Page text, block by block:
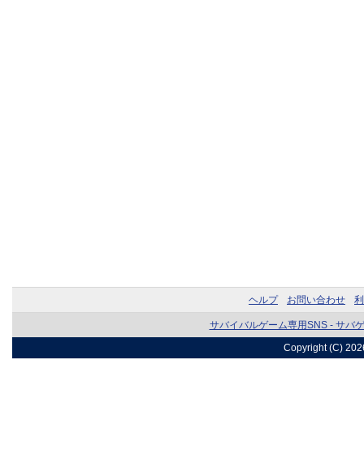
ヘルプ お問い合わせ
サバイバルゲーム専用SNS - サバ
Copyright (C)